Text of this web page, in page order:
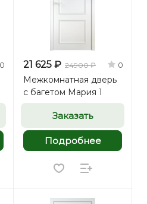
0 21 625 ₽ 24900 ₽ 0
Межкомнатная дверь
с багетом Мария 1
Заказать
Подробнее